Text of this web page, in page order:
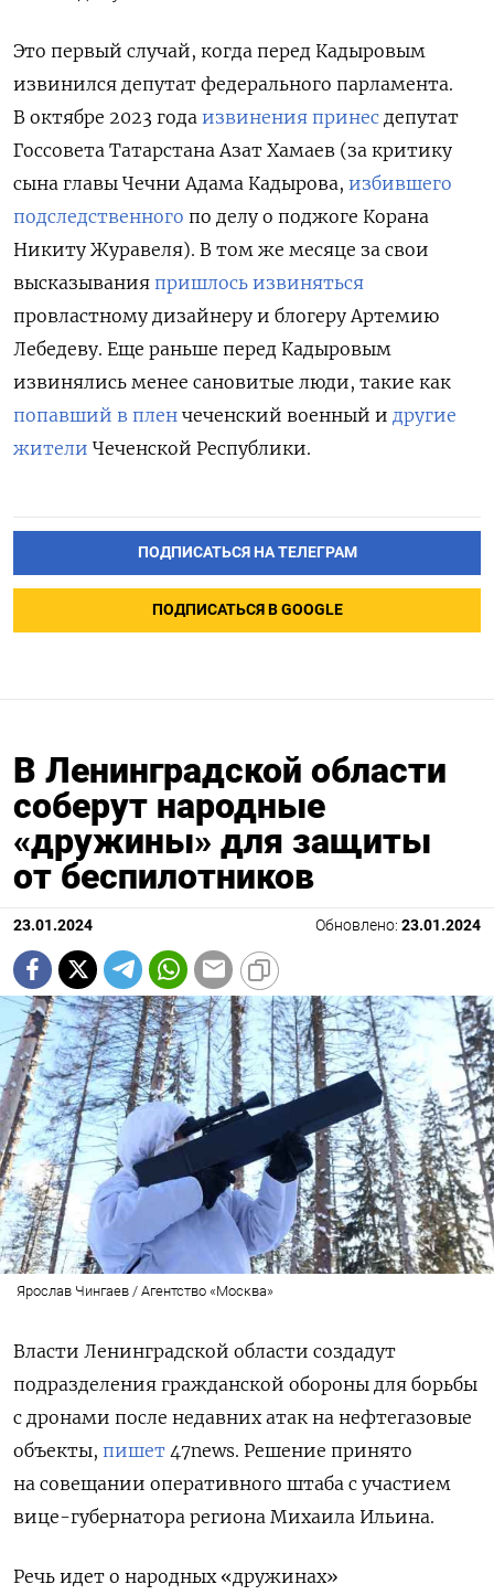
Это первый случай, когда перед Кадыровым
извинился депутат федерального парламента.
В октябре 2023 года извинения принес депутат
Госсовета Татарстана Азат Хамаев (за критику
сына главы Чечни Адама Кадырова, избившего
подследственного по делу о поджоге Корана
Никиту Журавеля). В том же месяце за свои
высказывания пришлось извиняться
провластному дизайнеру и блогеру Артемию
Лебедеву. Еще раньше перед Кадыровым
извинялись менее сановитые люди, такие как
попавший в плен чеченский военный и другие
жители Чеченской Республики.
ПОДПИСАТЬСЯ НА ТЕЛЕГРАМ
ПОДПИСАТЬСЯ В GOOGLE
В Ленинградской области
соберут народные
«дружины» для защиты
от беспилотников
23.01.2024 Обновлено: 23.01.2024
Ярослав Чингаев / Агентство «Москва»
Власти Ленинградской области создадут
подразделения гражданской обороны для борьбы
с дронами после недавних атак на нефтегазовые
объекты, пишет 47news. Решение принято
на совещании оперативного штаба с участием
вице-губернатора региона Михаила Ильина.
Речь идет о народных «дружинах»